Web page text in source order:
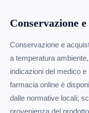
Conservazione
Conservazione e
a temperatura
indicazioni del medico
farmacia online è
dalle normative locali;
provenienza del